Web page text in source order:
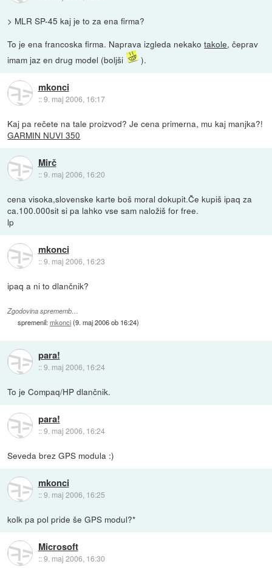
> MLR SP-45 kaj je to za ena firma?
To je ena francoska firma. Naprava izgleda nekakotakole, čeprav
imam jaz en drug model (boljši
).
mkonci
::9. maj 2006, 16:17
Kaj pa rečete na tale proizvod? Je cena primerna, mu kaj manjka?!
GARMIN NUVI 350
Mirč
::9. maj 2006, 16:20
cena visoka,slovenske karte boš moral dokupit.Če kupiš ipaq za
ca.100.000sit si pa lahko vse sam naložiš for free.
lp
mkonci
::9. maj 2006, 16:23
ipaq a ni to dlančnik?
Zgodovina sprememb…
spremenil:mkonci(9. maj 2006 ob 16:24)
para!
::9. maj 2006, 16:24
To je Compaq/HP dlančnik.
para!
::9. maj 2006, 16:24
Seveda brez GPS modula :)
mkonci
::9. maj 2006, 16:25
kolk pa pol pride še GPS modul?*
Microsoft
::9. maj 2006, 16:30